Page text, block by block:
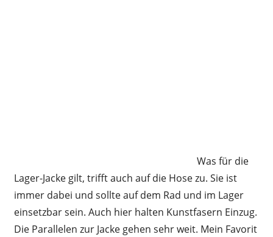
Was für die
Lager-Jacke gilt, trifft auch auf die Hose zu. Sie ist
immer dabei und sollte auf dem Rad und im Lager
einsetzbar sein. Auch hier halten Kunstfasern Einzug.
Die Parallelen zur Jacke gehen sehr weit. Mein Favorit